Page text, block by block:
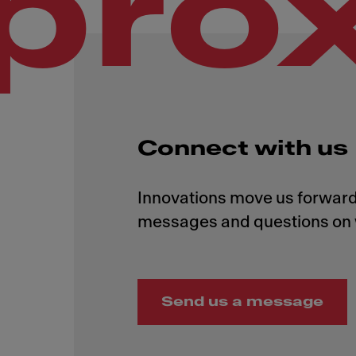
Connect with us
Innovations move us
Send us a message